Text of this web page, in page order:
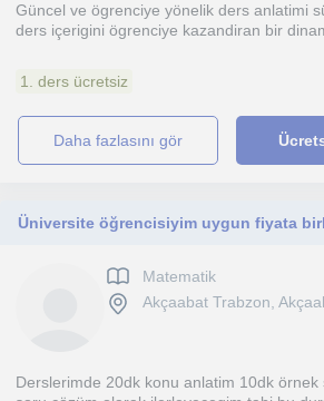
Güncel ve ögrenciye yönelik ders anlatimi
ders içerigini ögrenciye kazandiran bir
1. ders ücretsiz
daha fazlasını gör
Matematik
Akçaabat Trabzon,
Derslerimde 20dk konu anlatim 10dk